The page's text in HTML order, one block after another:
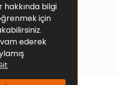
hakkında bilgi
için
ederek